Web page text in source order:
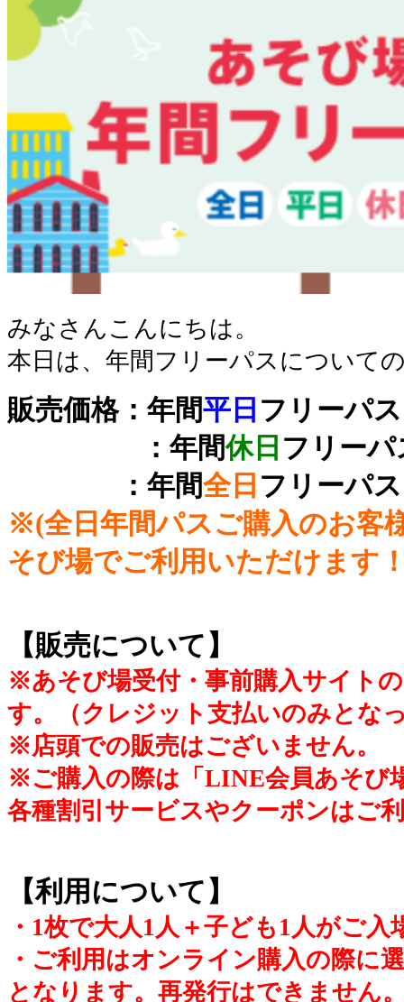
みなさんこんにちは。
本日は、年間フリーパスについて
販売価格：年間平日 フリーパ
：年間休日 フリー
：年間全日 フリーパ
※(全日年間パスご購入のお客
そび場でご利用いただけます
【販売について】
※あそび場受付・事前購入サイト
す。（クレジット支払いのみとな
※店頭での販売はございません。
※ご購入の際は「LINE会員あそび
各種割引サービスやクーポンはご
【利用について】
・1枚で大人1人＋子ども1人がご
・ご利用はオンライン購入の際に
となります。再発行はできません